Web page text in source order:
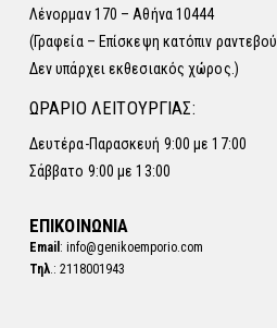
Λένορμαν 170 – Αθήνα 10444
(Γραφεία – Επίσκεψη κατόπιν ραντεβού.
Δεν υπάρχει εκθεσιακός χώρος.)
ΩΡΑΡΙΟ ΛΕΙΤΟΥΡΓΙΑΣ:
Δευτέρα-Παρασκευή 9:00 με 17:00
Σάββατο 9:00 με 13:00
ΕΠΙΚΟΙΝΩΝΙΑ
Email : info@genikoemporio.com
Τηλ.: 2118001943